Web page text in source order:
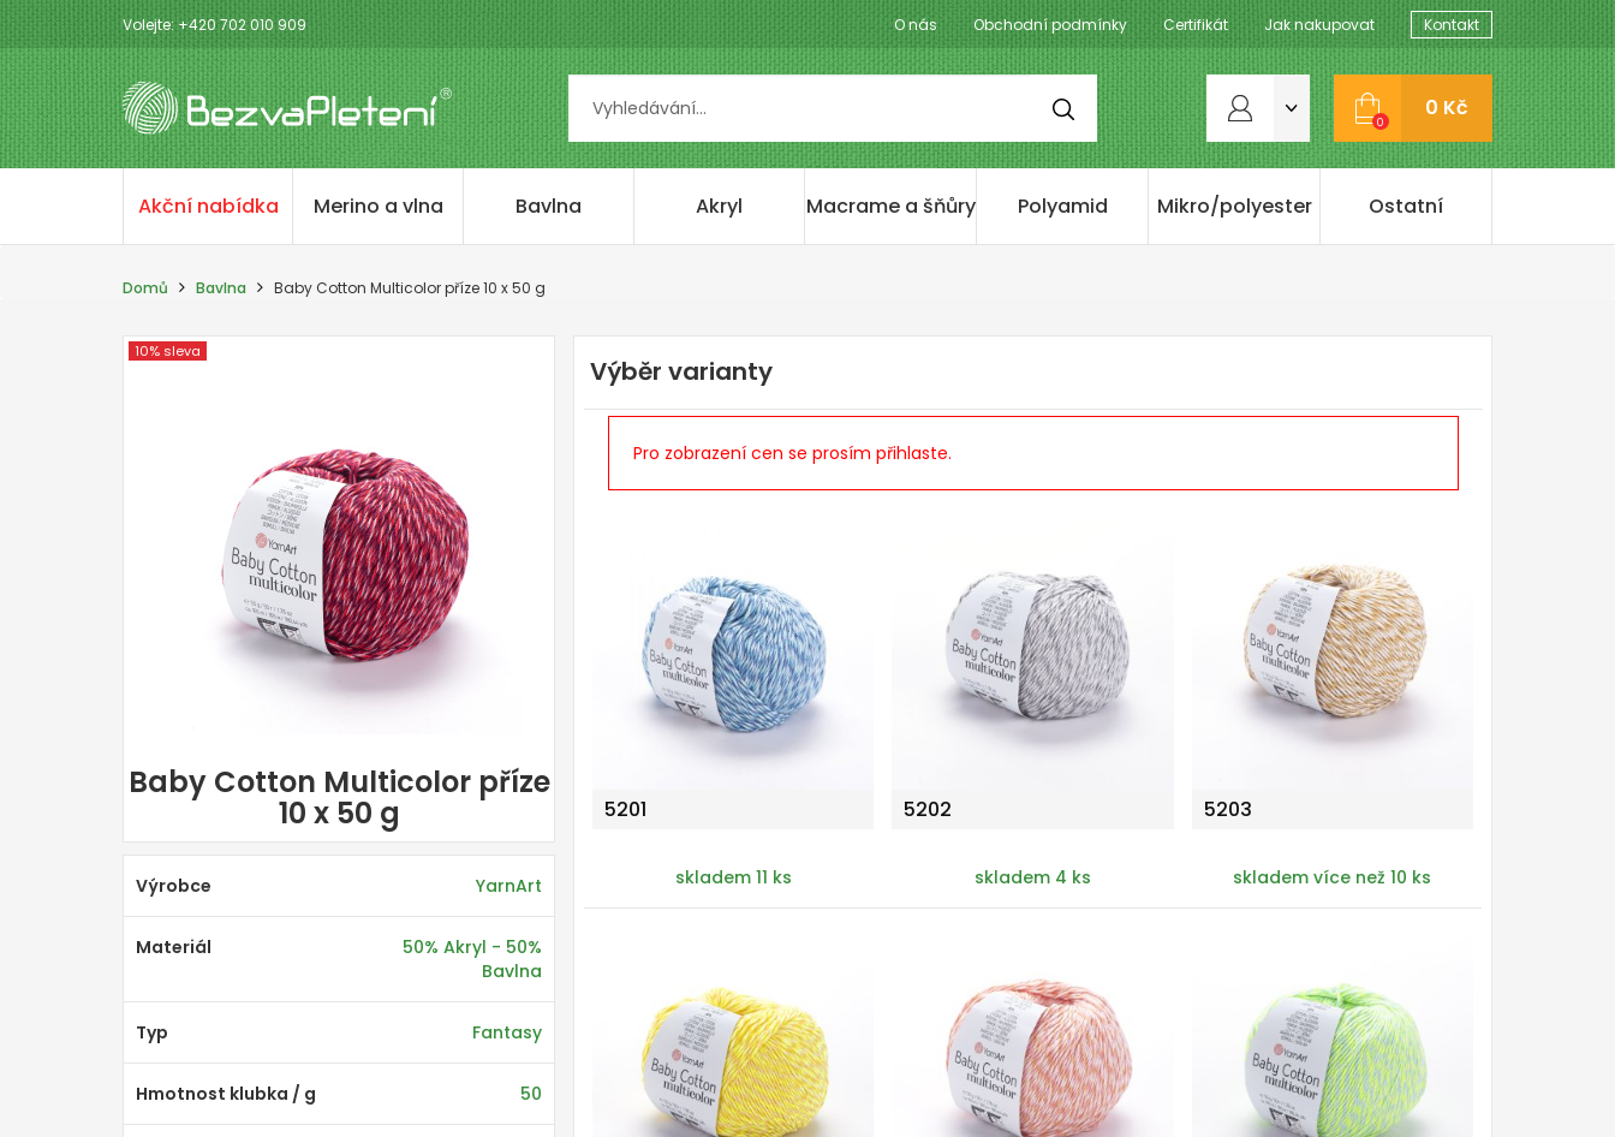
Volejte: +420 702 010 909 O nás Obchodní podmínky Certifikát Jak nakupovat Kontakt
0
0 Kč
Akční nabídka Merino a vlna Bavlna Akryl Macrame a šňůry Polyamid Mikro/polyester Ostatní
Domů Bavlna Baby Cotton Multicolor příze 10 x 50 g
10% sleva
Baby Cotton Multicolor příze
10 x 50 g
Výrobce YarnArt
Materiál
50% Akryl - 50%
Bavlna
Typ Fantasy
Hmotnost klubka / g 50
Výběr varianty
Pro zobrazení cen se prosím přihlaste.
5201
skladem 11 ks
5202
skladem 4 ks
5203
skladem více než 10 ks